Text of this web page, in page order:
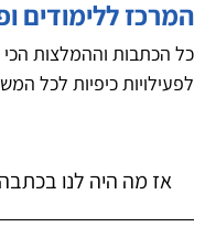
המרכז ללימודים
כל הכתבות וההמלצות הכי
לפעילויות כיפיות לכל
אז מה היה לנו